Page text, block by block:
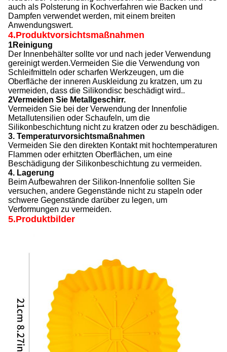
auch als Polsterung in Kochverfahren wie Backen und
Dampfen verwendet werden, mit einem breiten
Anwendungswert.
4.Produktvorsichtsmaßnahmen
1Reinigung
Der Innenbehälter sollte vor und nach jeder Verwendung
gereinigt werden.Vermeiden Sie die Verwendung von
Schleifmitteln oder scharfen Werkzeugen, um die
Oberfläche der inneren Auskleidung zu kratzen, um zu
vermeiden, dass die Silikondisc beschädigt wird..
2Vermeiden Sie Metallgeschirr.
Vermeiden Sie bei der Verwendung der Innenfolie
Metallutensilien oder Schaufeln, um die
Silikonbeschichtung nicht zu kratzen oder zu beschädigen.
3. Temperaturvorsichtsmaßnahmen
Vermeiden Sie den direkten Kontakt mit hochtemperaturen
Flammen oder erhitzten Oberflächen, um eine
Beschädigung der Silikonbeschichtung zu vermeiden.
4. Lagerung
Beim Aufbewahren der Silikon-Innenfolie sollten Sie
versuchen, andere Gegenstände nicht zu stapeln oder
schwere Gegenstände darüber zu legen, um
Verformungen zu vermeiden.
5.Produktbilder